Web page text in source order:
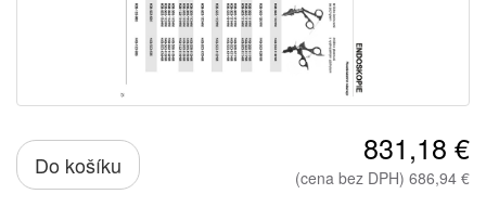
Do košíku 831,18 €
(cena bez DPH) 686,94 €